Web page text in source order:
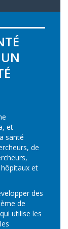
et
santé
de
et
des
de
utilise les